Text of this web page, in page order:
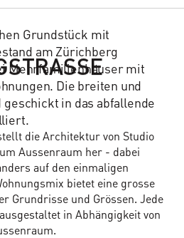
Grundstück mit
am Zürichberg
Mehrfamilienhäuser mit
Die breiten und
in das abfallende
die Architektur von Studio
Aussenraum her - dabei
auf den einmaligen
bietet eine grosse
Grundrisse und Grössen. Jede
in Abhängigkeit von